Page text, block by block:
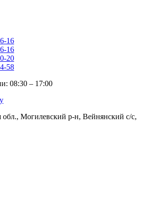
16
16
20
58
: 08:30 – 17:00
обл., Могилевский р-н, Вейнянский с/с,